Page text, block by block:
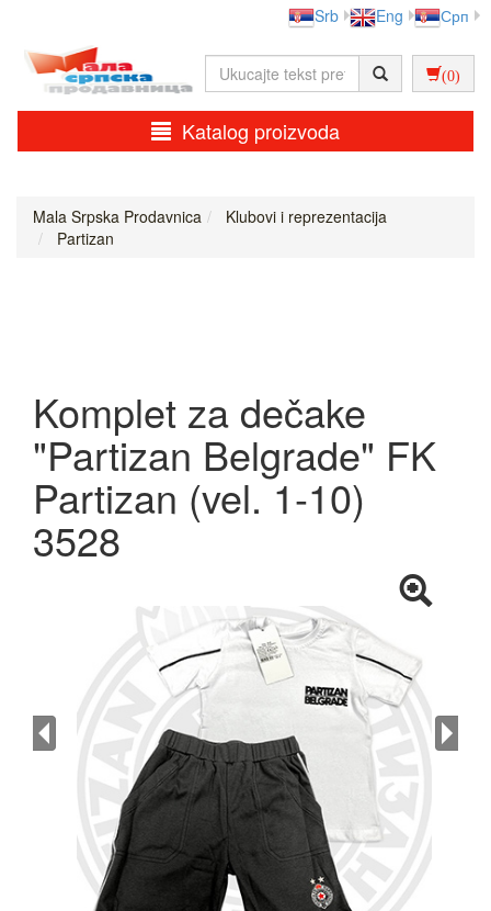
Srb Eng Срп
(0)
Katalog proizvoda
Mala Srpska Prodavnica
Klubovi i reprezentacija
Partizan
Komplet za dečake
"Partizan Belgrade" FK
Partizan (vel. 1-10)
3528